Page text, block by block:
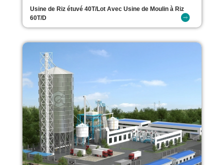
Usine de Riz étuvé 40T/Lot Avec Usine de Moulin à Riz
60T/D